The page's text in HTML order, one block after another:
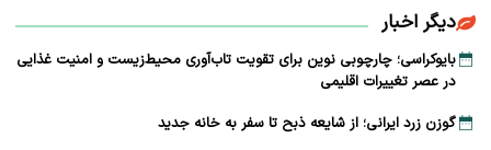
دیگر اخبار
بایوکراسی؛ چارچوبی نوین برای تقویت تاب‌آوری محیط‌زیست و امنیت غذایی
در عصر تغییرات اقلیمی
گوزن زرد ایرانی؛ از شایعه ذبح تا سفر به خانه جدید